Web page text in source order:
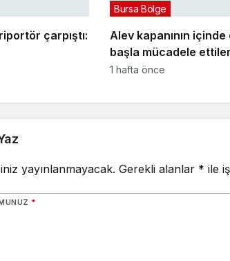
çarpıştı:
Alev kapanının
başla mücadele
Bursa Bölge
1 hafta önce
yayınlanmayacak. Gerekli alanlar * ile
*